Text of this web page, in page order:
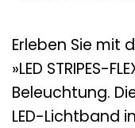
Erleben Sie mit
»LED STRIPES-
Beleuchtung.
LED-Lichtband